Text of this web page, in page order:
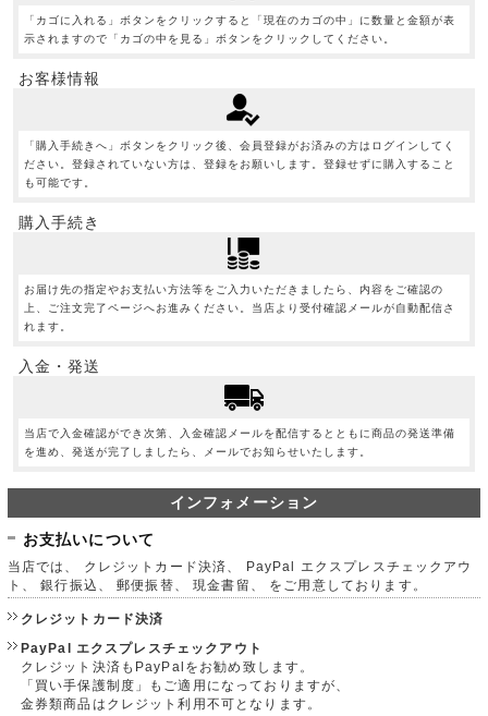
「カゴに入れる」ボタンをクリックすると「現在のカゴの中」に数量と金額が表
示されますので「カゴの中を見る」ボタンをクリックしてください。
お客様情報
「購入手続きへ」ボタンをクリック後、会員登録がお済みの方はログインしてく
ださい。登録されていない方は、登録をお願いします。登録せずに購入すること
も可能です。
購入手続き
お届け先の指定やお支払い方法等をご入力いただきましたら、内容をご確認の
上、ご注文完了ページへお進みください。当店より受付確認メールが自動配信さ
れます。
入金・発送
当店で入金確認ができ次第、入金確認メールを配信するとともに商品の発送準備
を進め、発送が完了しましたら、メールでお知らせいたします。
インフォメーション
お支払いについて
当店では、 クレジットカード決済、 PayPal エクスプレスチェックアウ
ト、 銀行振込、 郵便振替、 現金書留、 をご用意しております。
クレジットカード決済
PayPal エクスプレスチェックアウト
クレジット決済もPayPalをお勧め致します。
「買い手保護制度」もご適用になっておりますが、
金券類商品はクレジット利用不可となります。